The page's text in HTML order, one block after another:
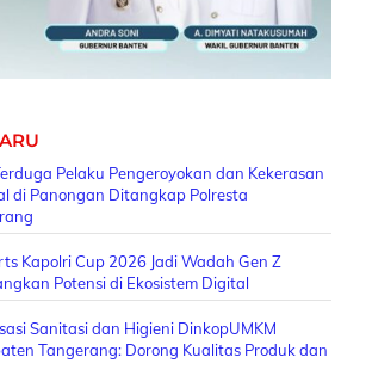
Pelaku Pengeroyokan dan Kekerasan
di Panongan Ditangkap Polresta
Kapolri Cup 2026 Jadi Wadah Gen Z
Potensi di Ekosistem Digital
Sanitasi dan Higieni DinkopUMKM
Tangerang: Dorong Kualitas Produk dan